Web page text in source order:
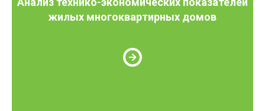
жилых многоквартирных домов